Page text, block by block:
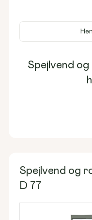
Spejlvend
Spejlvend og
D 77